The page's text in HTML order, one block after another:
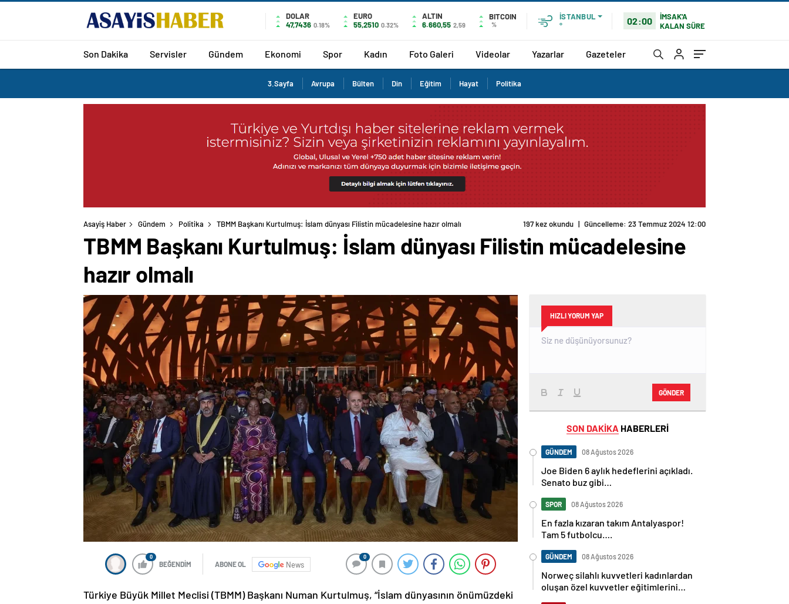
DOLAR
47,7436 0.18%
EURO
55,2510 0.32%
ALTIN
6.660,55 2,59
BITCOIN
%
İSTANBUL
°
02:00
İMSAK'A
KALAN SÜRE
Son Dakika Servisler Gündem Ekonomi Spor Kadın Foto Galeri Videolar Yazarlar Gazeteler
3.Sayfa Avrupa Bülten Din Eğitim Hayat Politika
Asayiş Haber Gündem Politika TBMM Başkanı Kurtulmuş: İslam dünyası Filistin mücadelesine hazır olmalı
TBMM Başkanı Kurtulmuş: İslam dünyası Filistin mücadelesine
hazır olmalı
0
BEĞENDİM ABONE OL News
0
Türkiye Büyük Millet Meclisi (TBMM) Başkanı Numan Kurtulmuş, “İslam dünyasının önümüzdeki
HIZLI YORUM YAP
GÖNDER
SON DAKİKA HABERLERİ
GÜNDEM 08 Ağustos 2026
Joe Biden 6 aylık hedeflerini açıkladı.
Senato buz gibi…
SPOR 08 Ağustos 2026
En fazla kızaran takım Antalyaspor!
Tam 5 futbolcu….
GÜNDEM 08 Ağustos 2026
Norweç silahlı kuvvetleri kadınlardan
oluşan özel kuvvetler eğitimlerini